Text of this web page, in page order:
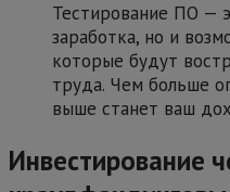
Тестирование ПО —
заработка, но и
которые будут
труда. Чем больше
выше станет ваш
Инвестирование